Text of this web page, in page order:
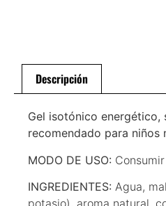
Descripción
Gel isotónico
recomendado para niños
MODO DE USO:
INGREDIENTES: Agua,
potasio), aroma natural,